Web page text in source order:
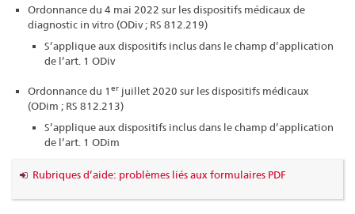
Ordonnance du 4 mai 2022 sur les dispositifs médicaux de
diagnostic in vitro (ODiv ; RS 812.219)
S’applique aux dispositifs inclus dans le champ d’application
de l’art. 1 ODiv
Ordonnance du 1er juillet 2020 sur les dispositifs médicaux
(ODim ; RS 812.213)
S’applique aux dispositifs inclus dans le champ d’application
de l’art. 1 ODim
Rubriques d’aide: problèmes liés aux formulaires PDF